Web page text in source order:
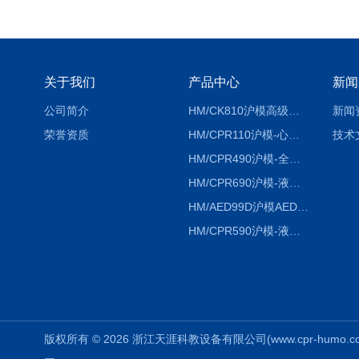
关于我们
公司简介
荣誉资质
产品中心
HM/CPR110沪模-心肺复苏模拟人胸外按压急救教学模型
HM/AED99D沪模AED99D自动体外除颤训练仪
新
新闻
技术
版权所有 © 2026 浙江天涯科教设备有限公司(www.cpr-